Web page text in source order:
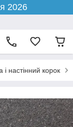
2026
і настінний корок